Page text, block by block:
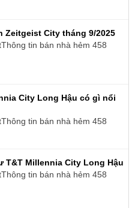
Zeitgeist City tháng 9/2025
tin bán nhà hẻm 458
City Long Hậu có gì nổi
tin bán nhà hẻm 458
T&T Millennia City Long Hậu
tin bán nhà hẻm 458